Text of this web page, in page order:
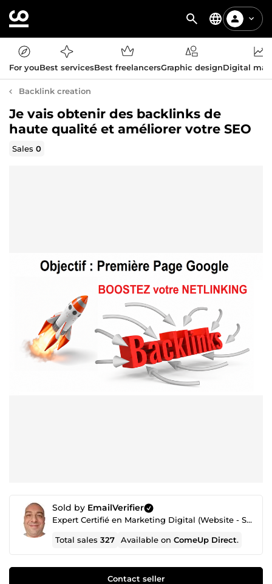
For youBest servicesBest freelancersGraphic designDigital
Backlink creation
Je vais obtenir des backlinks de
haute qualité et améliorer votre SEO
Sales0
Sold by EmailVerifier
Expert Certifié en Marketing Digital (Website - SEO - Netlinking - Création de Traffic - Emailing)
Total sales327 Available onComeUp Direct.
Contact seller